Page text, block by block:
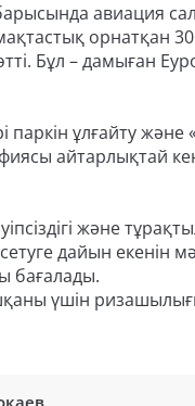
авиация
орнатқан
Бұл – дамыған
ұлғайту және
айтарлықтай
және
дайын екенін
бағалады.
үшін